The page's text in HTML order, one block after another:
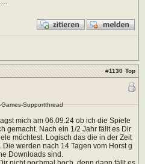
#1130 Top
Supportthread
mich am 06.09.24 ob ich die Spiele
gemacht. Nach ein 1/2 Jahr fällt es Dir
möchtest. Logisch das die in der Zeit
werden nach 14 Tagen vom Horst g
Downloads sind.